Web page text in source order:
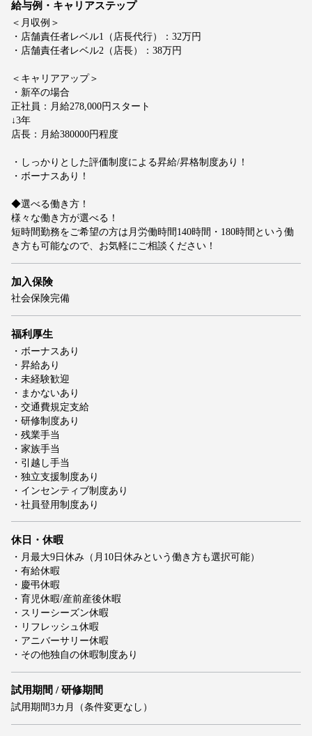
給与例・キャリアステップ
＜月収例＞
・店舗責任者レベル1（店長代行）：32万円
・店舗責任者レベル2（店長）：38万円
＜キャリアアップ＞
・新卒の場合
正社員：月給278,000円スタート
↓3年
店長：月給380000円程度
・しっかりとした評価制度による昇給/昇格制度あり！
・ボーナスあり！
◆選べる働き方！
様々な働き方が選べる！
短時間勤務をご希望の方は月労働時間140時間・180時間という働
き方も可能なので、お気軽にご相談ください！
加入保険
社会保険完備
福利厚生
・ボーナスあり
・昇給あり
・未経験歓迎
・まかないあり
・交通費規定支給
・研修制度あり
・残業手当
・家族手当
・引越し手当
・独立支援制度あり
・インセンティブ制度あり
・社員登用制度あり
休日・休暇
・月最大9日休み（月10日休みという働き方も選択可能）
・有給休暇
・慶弔休暇
・育児休暇/産前産後休暇
・スリーシーズン休暇
・リフレッシュ休暇
・アニバーサリー休暇
・その他独自の休暇制度あり
試用期間 / 研修期間
試用期間3カ月（条件変更なし）